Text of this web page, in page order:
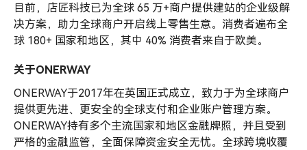
目前，店匠科技已为全球 65 万+商户提供建站的企业级解
决方案，助力全球商户开启线上零售生意。消费者遍布全
球 180+ 国家和地区，其中 40% 消费者来自于欧美。
关于ONERWAY
ONERWAY于2017年在英国正式成立，致力于为全球商户
提供更先进、更安全的全球支付和企业账户管理方案。
ONERWAY持有多个主流国家和地区金融牌照，并且受到
严格的金融监管，全面保障资金安全无忧。全球跨境收覆